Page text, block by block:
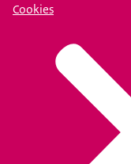
Cookies